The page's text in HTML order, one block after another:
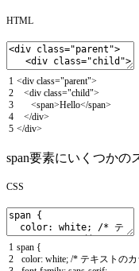
HTML
1
2
3
4
5
<div class="parent">
<div class="child">
<span>Hello</span>
</div>
</div>
span要素にいくつかの
CSS
1
2
span {
color: white; /* テキストの